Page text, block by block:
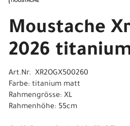
Moustache
2026
Art.Nr. XR2OGX500260
Farbe: titanium matt
Rahmengrösse: XL
Rahmenhöhe: 55cm